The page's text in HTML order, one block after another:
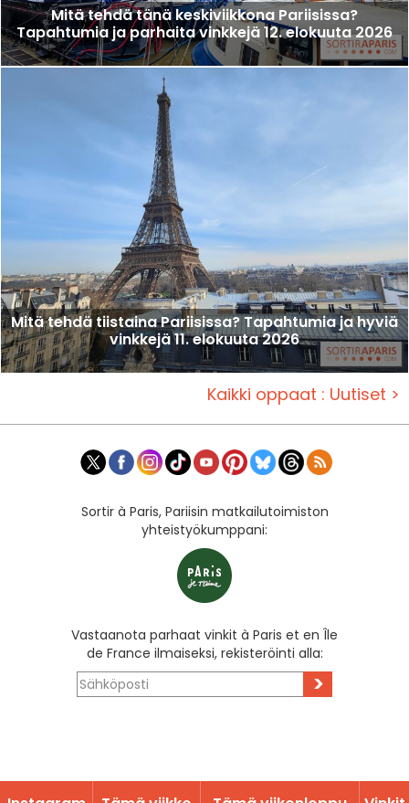
Mitä tehdä tänä keskiviikkona Pariisissa?
Tapahtumia ja parhaita vinkkejä 12. elokuuta 2026
Mitä tehdä tiistaina Pariisissa? Tapahtumia ja hyviä
vinkkejä 11. elokuuta 2026
Kaikki oppaat : Uutiset >
Sortir à Paris, Pariisin matkailutoimiston
yhteistyökumppani:
Vastaanota parhaat vinkit à Paris et en Île
de France ilmaiseksi, rekisteröinti alla:
>